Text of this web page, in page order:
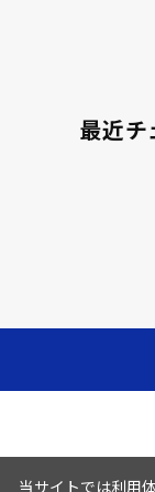
最近チ
当サイトでは利用